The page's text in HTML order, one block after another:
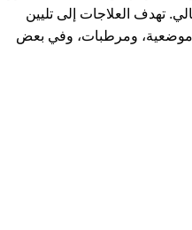
تهدف العلاجات إلى تليين
ومرطبات، وفي بعض